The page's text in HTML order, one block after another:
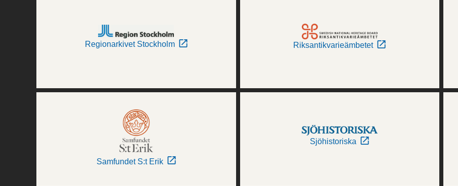
Regionarkivet Stockholm Riksantikvarieämbetet
Samfundet S:t Erik
Sjöhistoriska